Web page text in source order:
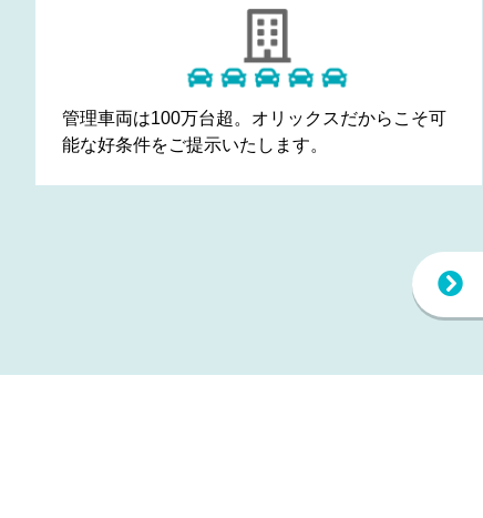
管理車両は100万台超 。オリックスだからこそ可
能な好条件をご提示いたします。